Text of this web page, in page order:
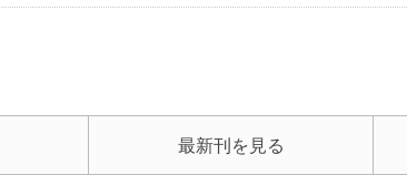
最新刊を見る